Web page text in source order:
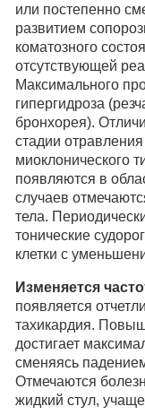
или постепенно
развитием
коматозного
отсутствующей
Максимального
гипергидроза
бронхорея).
стадии
миоклонического
появляются в
случаев
тела.
тонические
клетки с
Изменяется
появляется
тахикардия.
достигает
сменяясь
Отмечаются
жидкий стул,